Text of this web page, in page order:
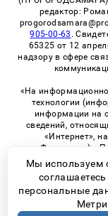
редактор:
905-00-63 .
65325 от 12
надзору в сфере
«На
технологии
информации на
сведений,
«Интернет»,
Федерации)».
технологий в
© 2026
Мы используем
персональные